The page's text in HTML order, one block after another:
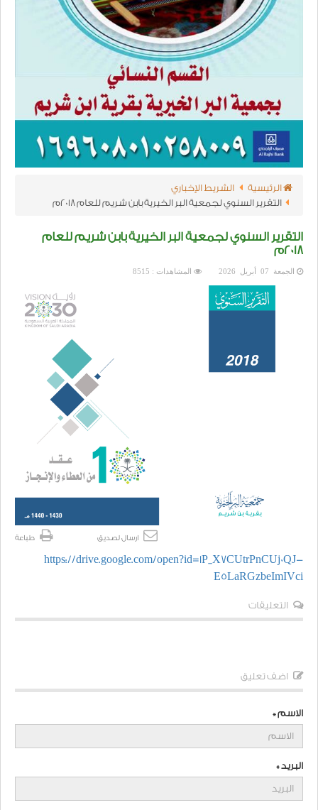
الرئيسية
الشريط الإخباري
التقرير السنوي لجمعية البر الخيرية بابن شريم للعام 2018م
التقرير السنوي لجمعية البر الخيرية بابن شريم للعام
2018م
الجمعة 07 أبريل 2026 المشاهدات : 8515
ارسال لصديق طباعة
https://drive.google.com/open?id=1P_X7CUtrPnCUj0QJ-
E5LaRGzbeImIVci
التعليقات
اضف تعليق
الاسم *
البريد *